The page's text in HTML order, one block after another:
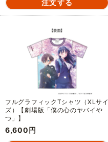
フルグラフィックTシャツ（XLサイ
ズ）【劇場版「僕の心のヤバイや
つ」】
6,600円